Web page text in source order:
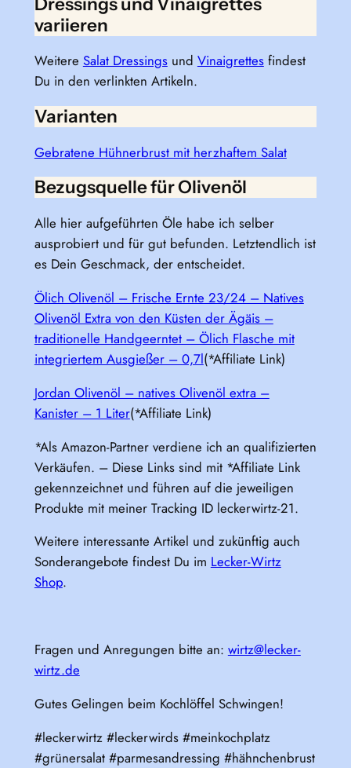
variieren
Weitere Salat Dressingsund Vinaigrettesfindest
Du in den verlinkten Artikeln.
Varianten
Gebratene Hühnerbrust mit herzhaftem Salat
Bezugsquelle für Olivenöl
Alle hier aufgeführten Öle habe ich selber
ausprobiert und für gut befunden. Letztendlich ist
es Dein Geschmack, der entscheidet.
Ölich Olivenöl – Frische Ernte 23/24 – Natives
Olivenöl Extra von den Küsten der Ägäis –
traditionelle Handgeerntet – Ölich Flasche mit
integriertem Ausgießer – 0,7l(*Affiliate Link)
Jordan Olivenöl – natives Olivenöl extra –
Kanister – 1 Liter(*Affiliate Link)
*Als Amazon-Partner verdiene ich an qualifizierten
Verkäufen. – Diese Links sind mit *Affiliate Link
gekennzeichnet und führen auf die jeweiligen
Produkte mit meiner Tracking ID leckerwirtz-21.
Weitere interessante Artikel und zukünftig auch
Sonderangebote findest Du im Lecker-Wirtz
Shop.
Fragen und Anregungen bitte an: wirtz@lecker-
wirtz.de
Gutes Gelingen beim Kochlöffel Schwingen!
#leckerwirtz #leckerwirds #meinkochplatz
#grünersalat #parmesandressing #hähnchenbrust